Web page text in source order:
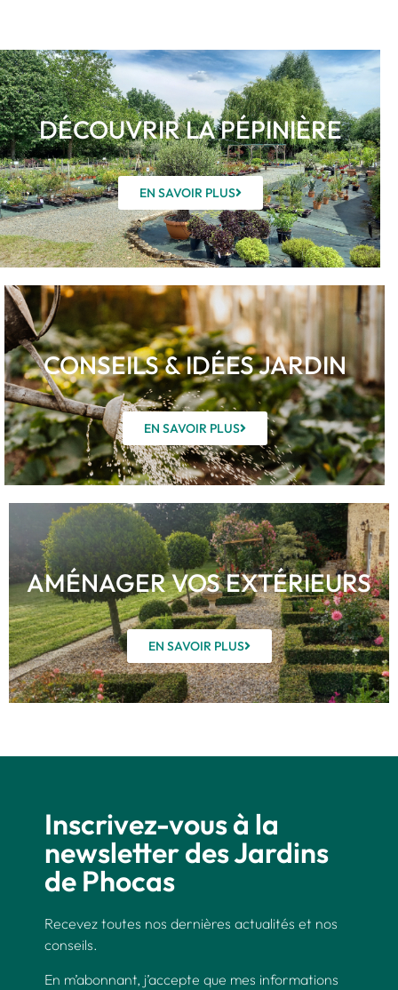
DÉCOUVRIR LA PÉPINIÈRE
EN SAVOIR PLUS
CONSEILS & IDÉES JARDIN
EN SAVOIR PLUS
AMÉNAGER VOS EXTÉRIEURS
EN SAVOIR PLUS
Inscrivez-vous à la
newsletter des Jardins
de Phocas
Recevez toutes nos dernières actualités et nos
conseils.
En m’abonnant, j’accepte que mes informations